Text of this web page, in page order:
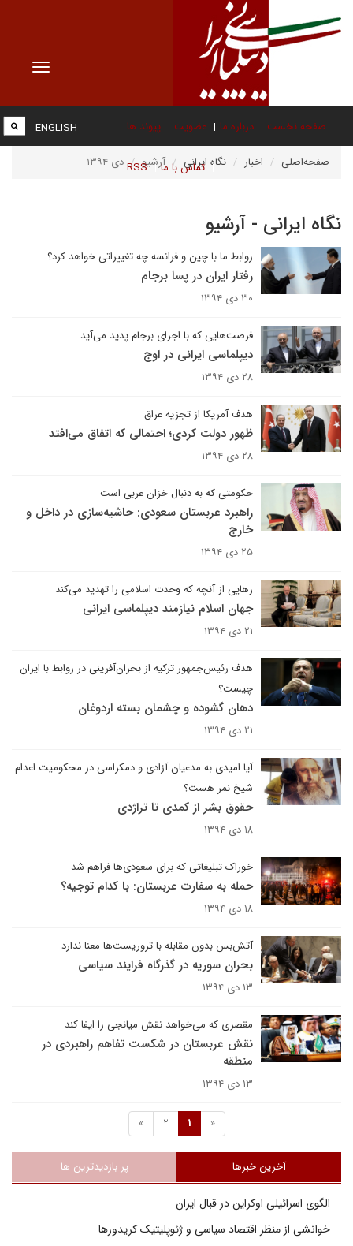
Toggle
صفحه نخست درباره ما عضویت پیوند ها
تماس با ما RSS
ENGLISH
صفحه‌اصلی اخبار نگاه ایرانی آرشیو دی ۱۳۹۴
نگاه ایرانی - آرشیو
روابط ما با چین و فرانسه چه تغییراتی خواهد کرد؟
رفتار ایران در پسا برجام
۳۰ دی ۱۳۹۴
فرصت‌هایی که با اجرای برجام پدید می‌آید
دیپلماسی ایرانی در اوج
۲۸ دی ۱۳۹۴
هدف آمریکا از تجزیه عراق
ظهور دولت کردی؛ احتمالی که اتفاق می‌افتد
۲۸ دی ۱۳۹۴
حکومتی که به دنبال خزان عربی است
راهبرد عربستان سعودی: حاشیه‌سازی در داخل و
خارج
۲۵ دی ۱۳۹۴
رهایی از آنچه که وحدت اسلامی را تهدید می‌کند
جهان اسلام نیازمند دیپلماسی ایرانی
۲۱ دی ۱۳۹۴
هدف رئیس‌جمهور ترکیه از بحران‌آفرینی در روابط با ایران
چیست؟
دهان گشوده و چشمان بسته اردوغان
۲۱ دی ۱۳۹۴
آیا امیدی به مدعیان آزادی و دمکراسی در محکومیت اعدام
شیخ نمر هست؟
حقوق بشر از کمدی تا تراژدی
۱۸ دی ۱۳۹۴
خوراک تبلیغاتی که برای سعودی‌ها فراهم شد
حمله به سفارت عربستان: با کدام توجیه؟
۱۸ دی ۱۳۹۴
آتش‌‌بس بدون مقابله با تروریست‌ها معنا ندارد
بحران سوریه در گذرگاه فرایند سیاسی
۱۳ دی ۱۳۹۴
مقصری که می‌خواهد نقش میانجی را ایفا کند
نقش عربستان در شکست تفاهم راهبردی در
منطقه
۱۳ دی ۱۳۹۴
«
1
2
»
آخرین خبرها پر بازدیدترین ها
الگوی اسرائیلی اوکراین در قبال ایران
خوانشی از منظر اقتصاد سیاسی و ژئوپلیتیک کریدورها